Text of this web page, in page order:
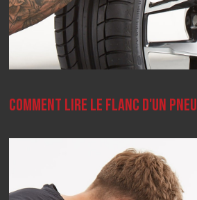
COMMENT LIRE LE FLANC D'UN PNEU